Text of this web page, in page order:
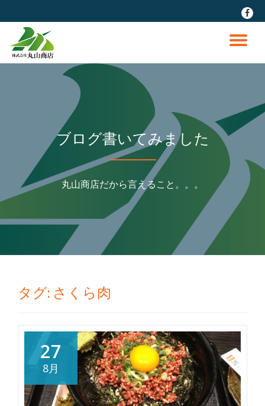
ン
fa-
ナ
ゲ
ー
シ
ョ
替
え
ブログ書いてみました
丸山商店だから言えること。。。
タグ: さくら肉
27
8月